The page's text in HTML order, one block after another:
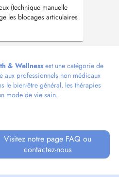
(technique manuelle
les blocages articulaires
en massothérapie,
souffrant de
rebouteme...
& Wellness est une catégorie de
aux professionnels non médicaux
le bien-être général, les thérapies
mode de vie sain.
Visitez notre page FAQ ou
contactez-nous